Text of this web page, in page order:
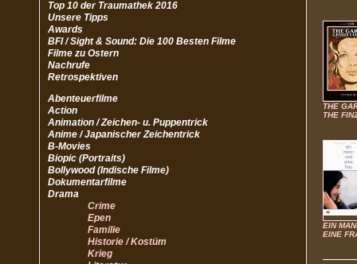
Top 10 der Traumathek 2016
Unsere Tipps
Awards
BFI / Sight & Sound: Die 100 Besten Filme
Filme zu Ostern
Nachrufe
Retrospektiven
Abenteuerfilme
Action
Animation / Zeichen- u. Puppentrick
Anime / Japanischer Zeichentrick
B-Movies
Biopic (Portraits)
Bollywood (Indische Filme)
Dokumentarfilme
Drama
Crime
Epen
Familie
Historie / Kostüm
Krieg
THE
THE
EIN
EINE